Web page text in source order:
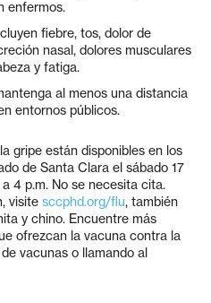
enfermos.
fiebre, tos, dolor de
nasal, dolores musculares
y fatiga.
al menos una distancia
entornos públicos.
gripe están disponibles en los
de Santa Clara el sábado 17
4 p.m. No se necesita cita.
visite sccphd.org/flu, también
y chino. Encuentre más
ofrezcan la vacuna contra la
vacunas o llamando al